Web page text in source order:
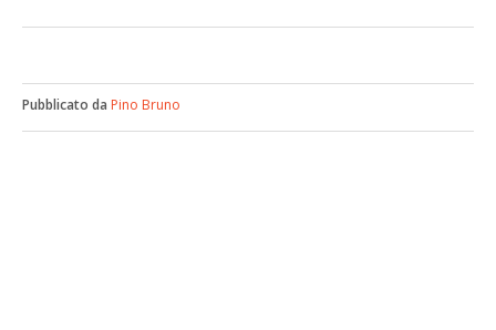
Pubblicato da Pino Bruno